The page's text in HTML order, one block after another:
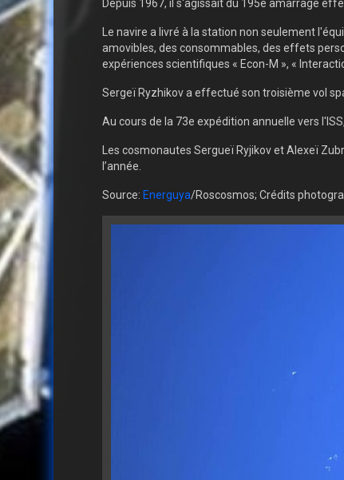
Depuis 1967, il s'agissait du 195e amarrage
Le navire a livré à la station non seulement
amovibles, des consommables, des effets
expériences scientifiques « Econ-M », «
Sergeï Ryzhikov a effectué son troisième vol
Au cours de la 73e expédition annuelle vers
Les cosmonautes Sergueï Ryjikov et Alexeï
l’année.
Source: Energuya/Roscosmos; Crédits